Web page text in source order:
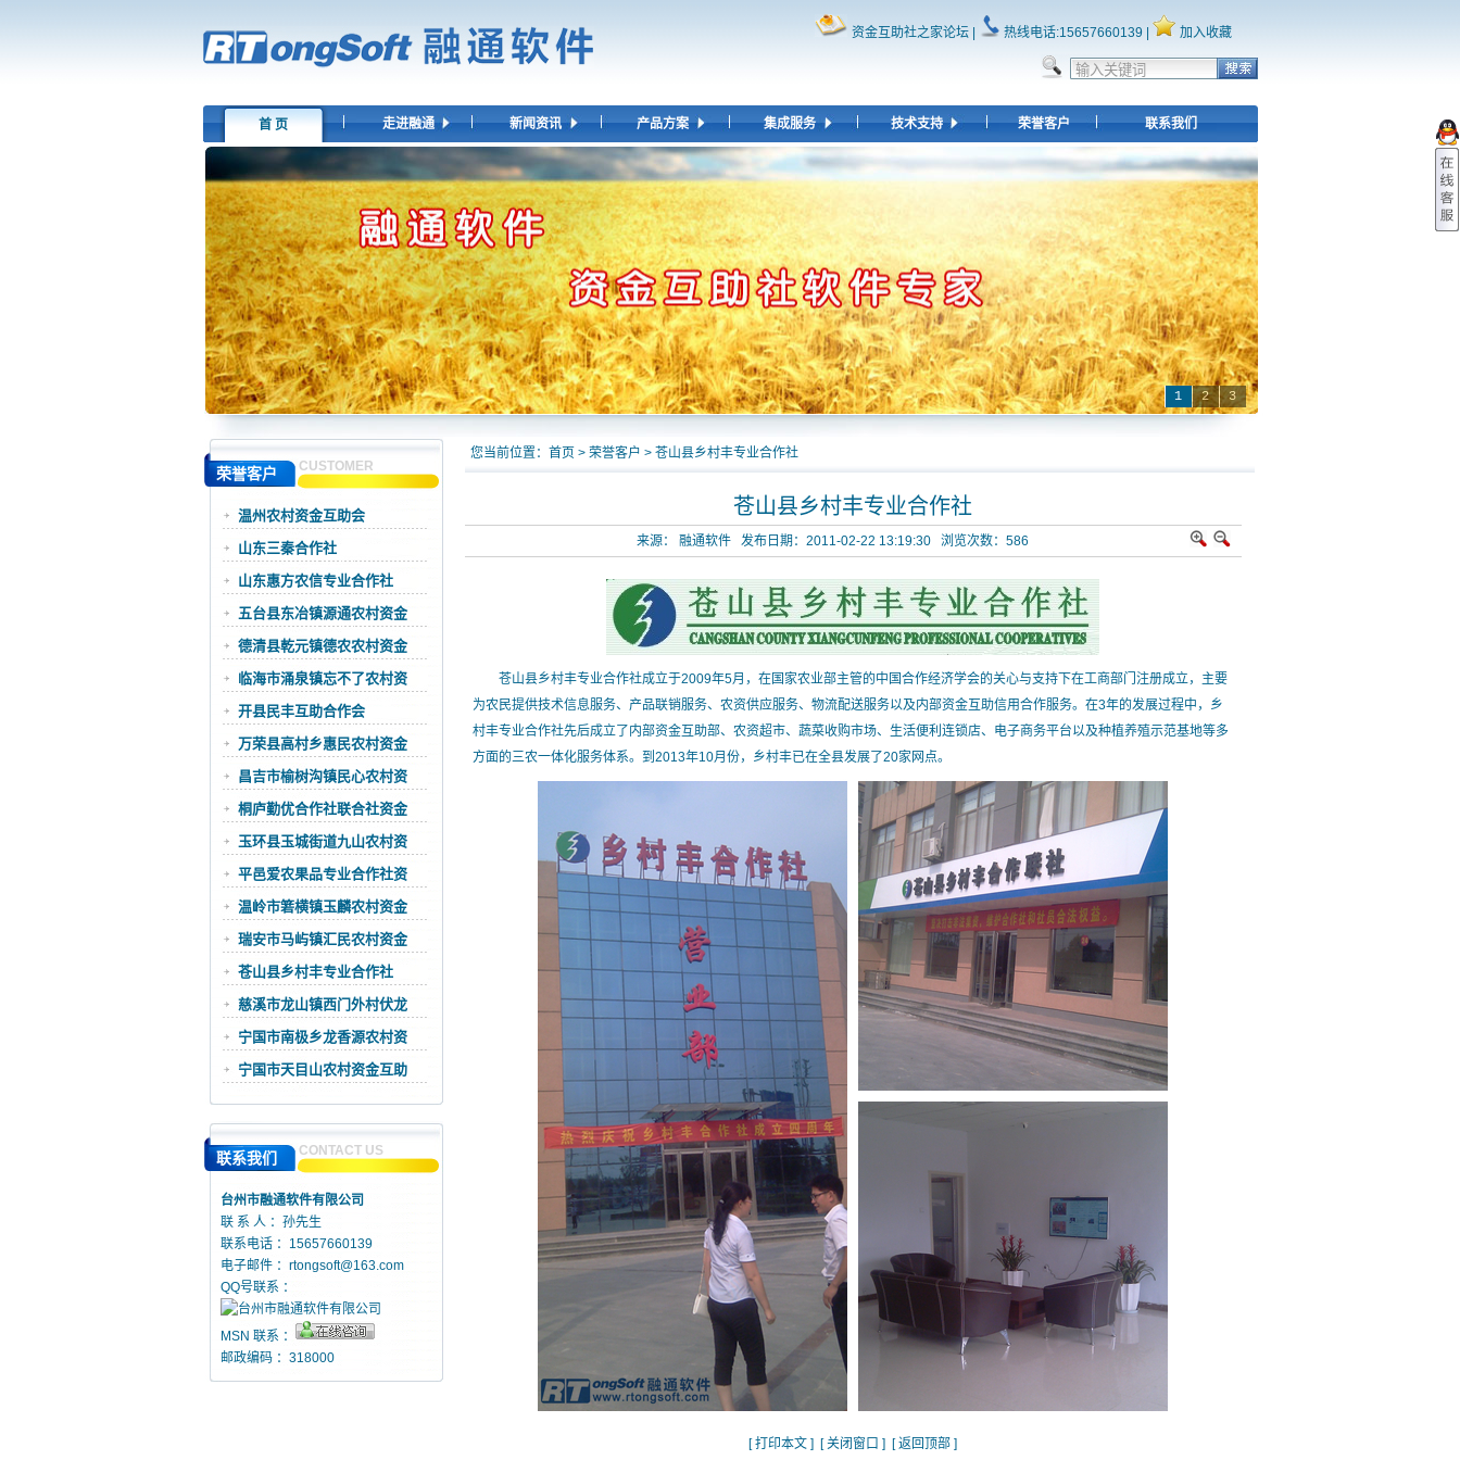
资金互助社之家论坛| 热线电话:15657660139 | 加入收藏
首 页 走进融通 新闻资讯 产品方案 集成服务 技术支持 荣誉客户 联系我们
3
2
1
荣誉客户 CUSTOMER
温州农村资金互助会
山东三秦合作社
山东惠方农信专业合作社
五台县东冶镇源通农村资金
德清县乾元镇德农农村资金
临海市涌泉镇忘不了农村资
开县民丰互助合作会
万荣县高村乡惠民农村资金
昌吉市榆树沟镇民心农村资
桐庐勤优合作社联合社资金
玉环县玉城街道九山农村资
平邑爱农果品专业合作社资
温岭市箬横镇玉麟农村资金
瑞安市马屿镇汇民农村资金
苍山县乡村丰专业合作社
慈溪市龙山镇西门外村伏龙
宁国市南极乡龙香源农村资
宁国市天目山农村资金互助
联系我们 CONTACT US
台州市融通软件有限公司
联 系 人 ：孙先生
联系电话 ：15657660139
电子邮件 ： rtongsoft@163.com
QQ号联系 ：
MSN 联系 ：
邮政编码 ：318000
您当前位置： 首页 > 荣誉客户 > 苍山县乡村丰专业合作社
苍山县乡村丰专业合作社
来源： 融通软件 发布日期：2011-02-22 13:19:30 浏览次数： 586
苍山县乡村丰专业合作社成立于2009年5月，在国家农业部主管的中国合作经济学会的关心与支持下在工商部门注册成立，主要
为农民提供技术信息服务、产品联销服务、农资供应服务、物流配送服务以及内部资金互助信用合作服务。在3年的发展过程中，乡
村丰专业合作社先后成立了内部资金互助部、农资超市、蔬菜收购市场、生活便利连锁店、电子商务平台以及种植养殖示范基地等多
方面的三农一体化服务体系。到2013年10月份，乡村丰已在全县发展了20家网点。
[打印本文 ] [关闭窗口 ] [返回顶部 ]